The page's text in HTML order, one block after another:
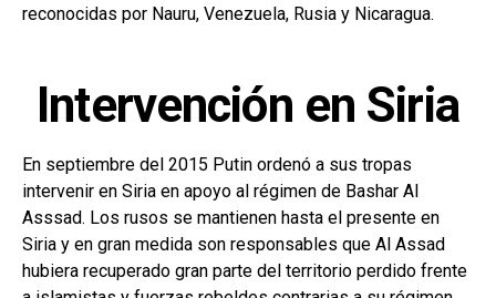
reconocidas por Nauru, Venezuela, Rusia y Nicaragua.
Intervención en Siria
En septiembre del 2015 Putin ordenó a sus tropas
intervenir en Siria en apoyo al régimen de Bashar Al
Asssad. Los rusos se mantienen hasta el presente en
Siria y en gran medida son responsables que Al Assad
hubiera recuperado gran parte del territorio perdido frente